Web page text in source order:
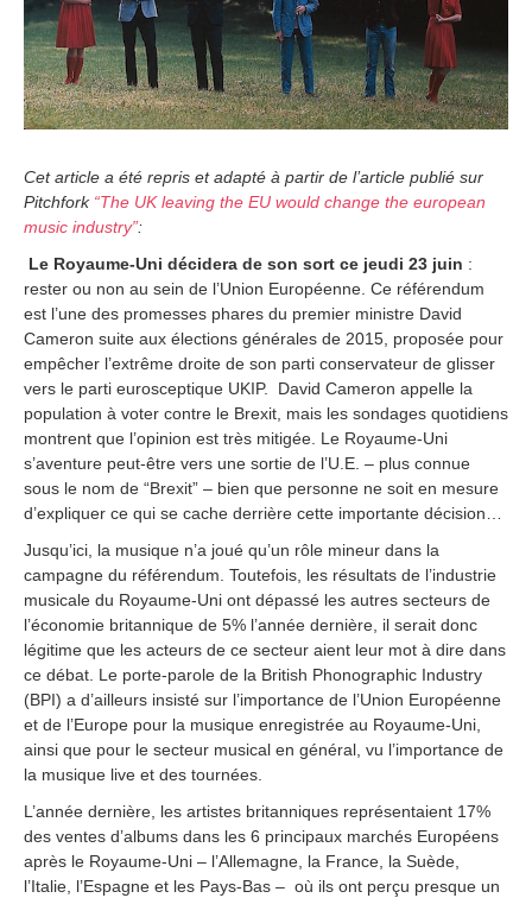
Cet article a été repris et adapté à partir de l’article publié sur
Pitchfork “The UK leaving the EU would change the european
music industry”:
Le Royaume-Uni décidera de son sort ce jeudi 23 juin :
rester ou non au sein de l’Union Européenne. Ce référendum
est l’une des promesses phares du premier ministre David
Cameron suite aux élections générales de 2015, proposée pour
empêcher l’extrême droite de son parti conservateur de glisser
vers le parti eurosceptique UKIP. David Cameron appelle la
population à voter contre le Brexit, mais les sondages quotidiens
montrent que l’opinion est très mitigée. Le Royaume-Uni
s’aventure peut-être vers une sortie de l’U.E. – plus connue
sous le nom de “Brexit” – bien que personne ne soit en mesure
d’expliquer ce qui se cache derrière cette importante décision…
Jusqu’ici, la musique n’a joué qu’un rôle mineur dans la
campagne du référendum. Toutefois, les résultats de l’industrie
musicale du Royaume-Uni ont dépassé les autres secteurs de
l’économie britannique de 5% l’année dernière, il serait donc
légitime que les acteurs de ce secteur aient leur mot à dire dans
ce débat. Le porte-parole de la British Phonographic Industry
(BPI) a d’ailleurs insisté sur l’importance de l’Union Européenne
et de l’Europe pour la musique enregistrée au Royaume-Uni,
ainsi que pour le secteur musical en général, vu l’importance de
la musique live et des tournées.
L’année dernière, les artistes britanniques représentaient 17%
des ventes d’albums dans les 6 principaux marchés Européens
après le Royaume-Uni – l’Allemagne, la France, la Suède,
l’Italie, l’Espagne et les Pays-Bas – où ils ont perçu presque un